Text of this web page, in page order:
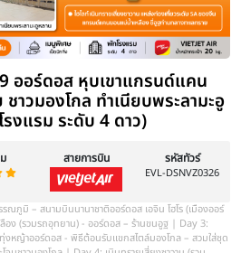
ามบินสนามบินออร์ดอส เอจิน โฮโรㆍเมื
ตฉาหยูโฮ่วฉี ㆍงานเลี้ยงรอบกองไฟสไ
ย เลือกซื้อออฟชั่นเสริมะ ชมโชว์พื้นเมืองเทศกา
ตย์ขึ้น ถน ทุ่งหญาออร์คอส์ㆍ เนินทรายเสี่
พธิสัตว์อูลานㆍสวนวัฒนธรรรมมองโก
ดูช่วงเวลาเพิ่มเติม